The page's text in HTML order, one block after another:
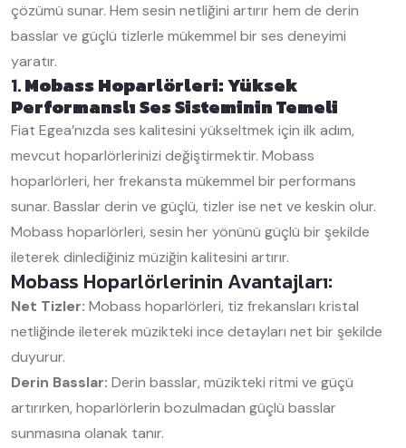
çözümü sunar. Hem sesin netliğini artırır hem de derin
basslar ve güçlü tizlerle mükemmel bir ses deneyimi
yaratır.
1.Mobass Hoparlörleri: Yüksek
Performanslı Ses Sisteminin Temeli
Fiat Egea’nızda ses kalitesini yükseltmek için ilk adım,
mevcut hoparlörlerinizi değiştirmektir. Mobass
hoparlörleri, her frekansta mükemmel bir performans
sunar. Basslar derin ve güçlü, tizler ise net ve keskin olur.
Mobass hoparlörleri, sesin her yönünü güçlü bir şekilde
ileterek dinlediğiniz müziğin kalitesini artırır.
Mobass Hoparlörlerinin Avantajları:
Net Tizler: Mobass hoparlörleri, tiz frekansları kristal
netliğinde ileterek müzikteki ince detayları net bir şekilde
duyurur.
Derin Basslar: Derin basslar, müzikteki ritmi ve güçü
artırırken, hoparlörlerin bozulmadan güçlü basslar
sunmasına olanak tanır.